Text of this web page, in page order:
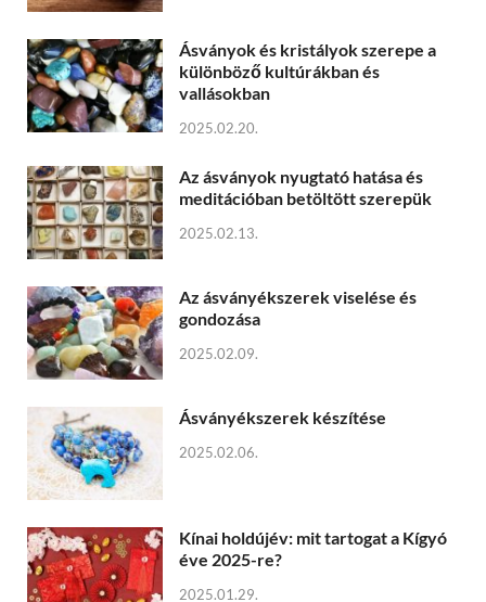
Ásványok és kristályok szerepe a
különböző kultúrákban és
vallásokban
2025.02.20.
Az ásványok nyugtató hatása és
meditációban betöltött szerepük
2025.02.13.
Az ásványékszerek viselése és
gondozása
2025.02.09.
Ásványékszerek készítése
2025.02.06.
Kínai holdújév: mit tartogat a Kígyó
éve 2025-re?
2025.01.29.